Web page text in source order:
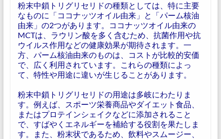
粉末中鎖トリグリセリドの種類としては、特に主要
なものに「ココナッツオイル由来」と「パーム核油
由来」の2つがあります。ココナッツオイル由来の
MCTは、ラウリン酸を多く含むため、抗菌作用や抗
ウイルス作用などの健康効果が期待されます。一
方、パーム核油由来のものは、コストが比較的安価
で、広く利用されています。これらの種類によっ
て、特性や用途に違いが生じることがあります。
粉末中鎖トリグリセリドの用途は多岐にわたりま
す。例えば、スポーツ栄養商品やダイエット食品、
またはプロテインシェイクなどに添加されること
で、すばやくエネルギーを補給する役割を果たしま
す。また、粉末状であるため、飲料やスムージー、